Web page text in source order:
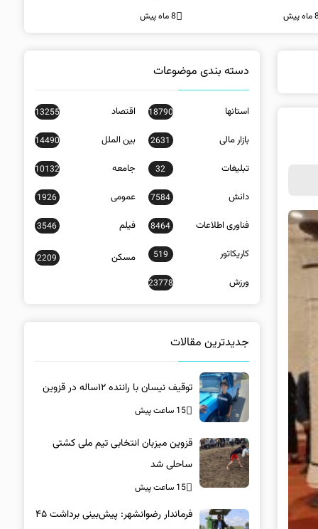
پیش
بررسی می‌کنیم
8 ماه پیش
دسته بندی موضوعات
استانها 18790 اقتصاد 13255
بازار مالی 2631 بین الملل 14490
تبلیغات 32 جامعه 10132
دانش 7584 عمومی 1926
فناوری اطلاعات 8464 فیلم 3546
کاریکاتور 519 مسکن 2209
ورزش 23778
جدیدترین مقالات
توقیف نیسان با راننده ۱۲ساله در قزوین
15 ساعت پیش
قزوین میزبان انتخابی تیم ملی کشتی
ساحلی شد
15 ساعت پیش
فرماندار رضوانشهر: پیش‌بینی برداشت ۴۵